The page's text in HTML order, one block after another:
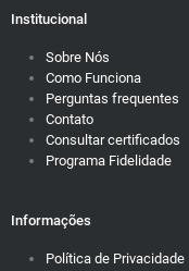
Institucional
Sobre Nós
Como Funciona
Perguntas frequentes
Contato
Consultar certificados
Programa Fidelidade
Informações
Política de Privacidade